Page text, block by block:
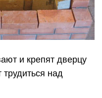
и крепят дверцу
над